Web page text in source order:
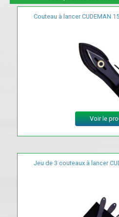
Couteau à lancer CUDEMAN
Voir le
Jeu de 3 couteaux à lancer